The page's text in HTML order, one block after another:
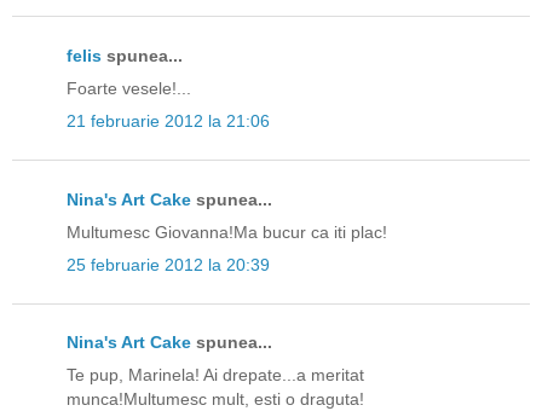
felis spunea...
Foarte vesele!...
21 februarie 2012 la 21:06
Nina's Art Cake spunea...
Multumesc Giovanna!Ma bucur ca iti plac!
25 februarie 2012 la 20:39
Nina's Art Cake spunea...
Te pup, Marinela! Ai drepate...a meritat
munca!Multumesc mult, esti o draguta!